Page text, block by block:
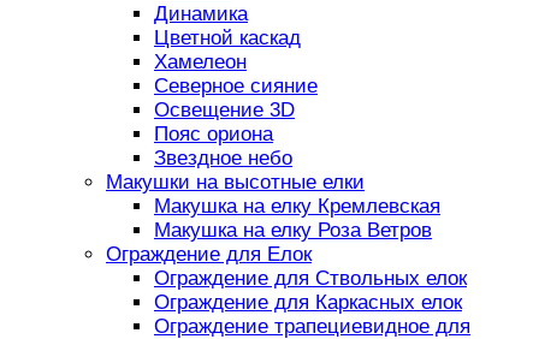
Динамика
Цветной каскад
Хамелеон
Северное сияние
Освещение 3D
Пояс ориона
Звездное небо
Макушки на высотные елки
Макушка на елку Кремлевская
Макушка на елку Роза Ветров
Ограждение для Елок
Ограждение для Ствольных елок
Ограждение для Каркасных елок
Ограждение трапециевидное для